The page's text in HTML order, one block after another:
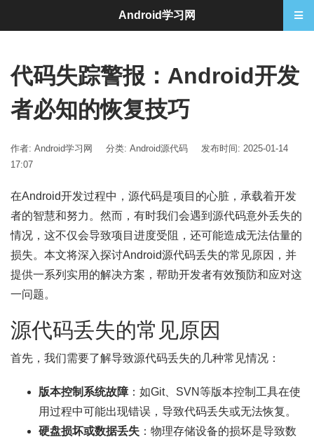
代码失踪警报：Android开发
者必知的恢复技巧
作者: Android学习网 分类: Android源代码
发布时间: 2025-01-14
17:07
在Android开发过程中，源代码是项目的心脏，承载着开发
者的智慧和努力。然而，有时我们会遇到源代码意外丢失的
情况，这不仅会导致项目进度受阻，还可能造成无法估量的
损失。本文将深入探讨Android源代码丢失的常见原因，并
提供一系列实用的解决方案，帮助开发者有效预防和应对这
一问题。
源代码丢失的常见原因
首先，我们需要了解导致源代码丢失的几种常见情况：
版本控制系统故障 ：如Git、SVN等版本控制工具在使
用过程中可能出现错误，导致代码丢失或无法恢复。
硬盘损坏或数据丢失 ：物理存储设备的损坏是导致数
Android学习网